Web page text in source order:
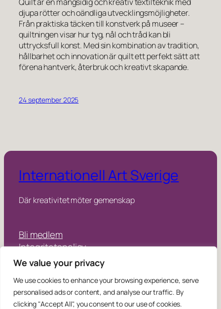
We value your privacy
We use cookies to enhance your browsing experience, serve
personalised ads or content, and analyse our traffic. By
clicking "Accept All", you consent to our use of cookies.
djupa rötter och oändliga utvecklingsmöjligheter.
Från praktiska täcken till konstverk på museer –
quiltningen visar hur tyg, nål och tråd kan bli
uttrycksfull konst. Med sin kombination av tradition,
hållbarhet och innovation är quilt ett perfekt sätt att
förena hantverk, återbruk och kreativt skapande.
24 september 2025
Internationell Art Sverige
Där kreativitet möter gemenskap
Bli medlem
Integritetspolicy
Instagram
Facebook
Copyright © 2025 – 2026 info@iase